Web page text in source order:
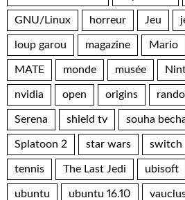
GNU/Linux horreur Jeu
loup garou magazine Mario
MATE monde musée
nvidia open origins
Serena shield tv souha
Splatoon 2 star wars switch
tennis The Last Jedi ubisoft
ubuntu ubuntu 16.10